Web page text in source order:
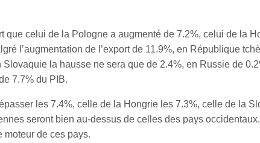
que celui de la Pologne a augmenté de 7.2%, celui de la
l’augmentation de l’export de 11.9%, en République
la hausse ne sera que de 2.4%, en Russie de
7.7% du PIB.
les 7.4%, celle de la Hongrie les 7.3%, celle de la
seront bien au-dessus de celles des pays
moteur de ces pays.